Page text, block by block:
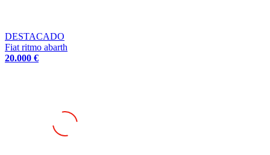
DESTACADO
Fiat ritmo abarth
20.000 €